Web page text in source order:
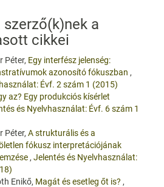
szerző(k)nek a
cikkei
Péter, Egy interfész jelenség:
azonosító fókuszban ,
Évf. 2 szám 1 (2015)
az? Egy produkciós kísérlet
és Nyelvhasználat: Évf. 6 szám 1
Péter, A strukturális és a
fókusz interpretációjának
, Jelentés és Nyelvhasználat:
Enikő, Magát és esetleg őt is? ,